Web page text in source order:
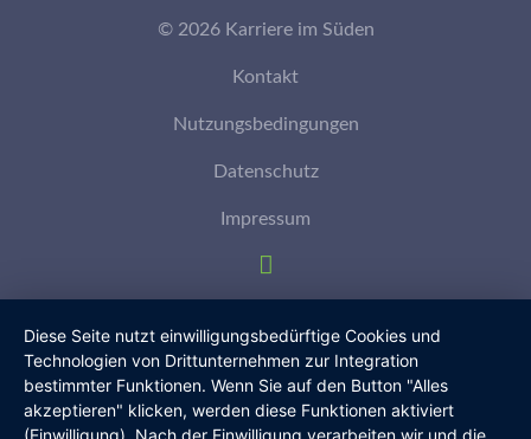
© 2026 Karriere im Süden
Kontakt
Nutzungsbedingungen
Datenschutz
Impressum
Diese Seite nutzt einwilligungsbedürftige Cookies und
Technologien von Drittunternehmen zur Integration
bestimmter Funktionen. Wenn Sie auf den Button "Alles
akzeptieren" klicken, werden diese Funktionen aktiviert
(Einwilligung). Nach der Einwilligung verarbeiten wir und die